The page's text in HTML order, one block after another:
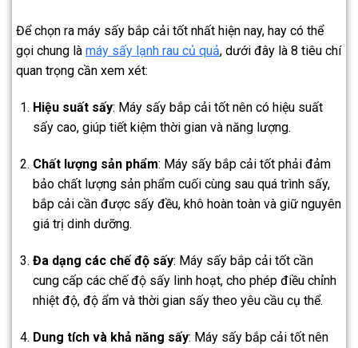
Để chọn ra máy sấy bắp cải tốt nhất hiện nay, hay có thể
gọi chung là máy sấy lạnh rau củ quả, dưới đây là 8 tiêu chí
quan trọng cần xem xét:
Hiệu suất sấy: Máy sấy bắp cải tốt nên có hiệu suất
sấy cao, giúp tiết kiệm thời gian và năng lượng.
Chất lượng sản phẩm: Máy sấy bắp cải tốt phải đảm
bảo chất lượng sản phẩm cuối cùng sau quá trình sấy,
bắp cải cần được sấy đều, khô hoàn toàn và giữ nguyên
giá trị dinh dưỡng.
Đa dạng các chế độ sấy: Máy sấy bắp cải tốt cần
cung cấp các chế độ sấy linh hoạt, cho phép điều chỉnh
nhiệt độ, độ ẩm và thời gian sấy theo yêu cầu cụ thể.
Dung tích và khả năng sấy: Máy sấy bắp cải tốt nên